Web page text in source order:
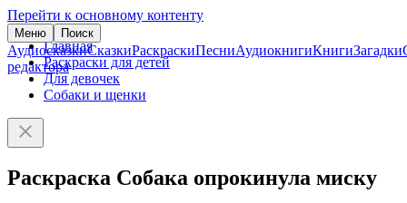
Перейти к основному контенту
Меню Поиск
АудиосказкиСказкиРаскраскиПесниАудиокнигиКнигиЗагадки
редактора
Главная
Раскраски для детей
Для девочек
Собаки и щенки
Раскраска Собака опрокинула миску